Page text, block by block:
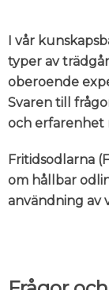
I vår
typer av
oberoende
Svaren till
och erfarenhet
Fritidsodlarna
om hållbar
användning av